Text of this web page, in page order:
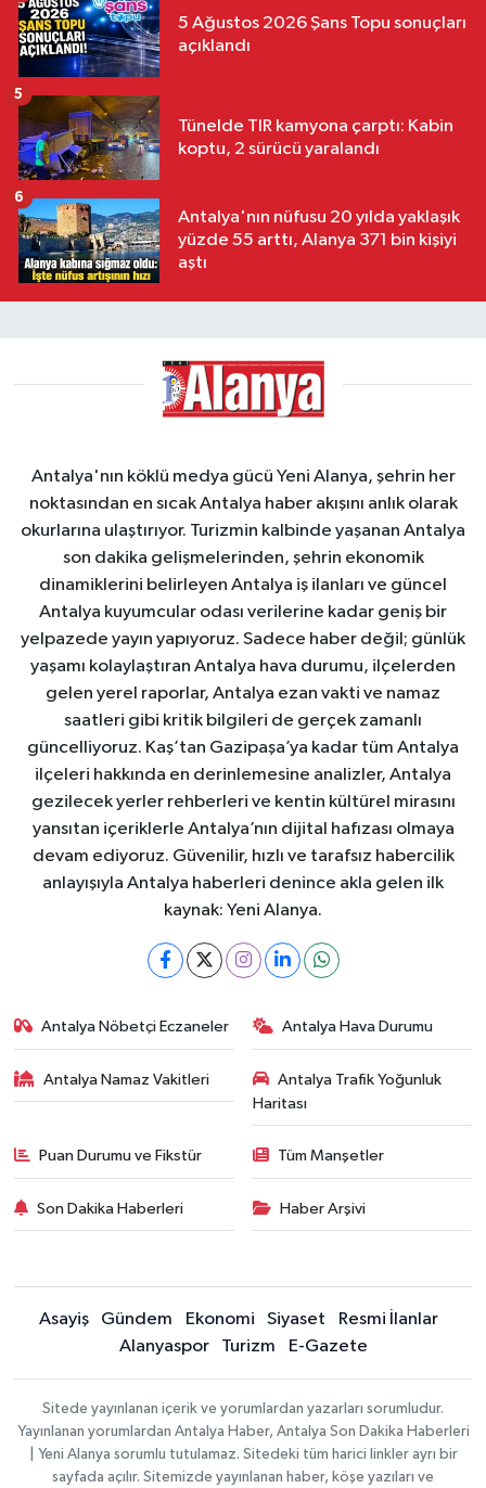
5 Ağustos 2026 Şans Topu sonuçları
açıklandı
Tünelde TIR kamyona çarptı: Kabin
koptu, 2 sürücü yaralandı
5
Antalya'nın nüfusu 20 yılda yaklaşık
yüzde 55 arttı, Alanya 371 bin kişiyi
aştı
6
Antalya'nın köklü medya gücü Yeni Alanya, şehrin her
noktasından en sıcak Antalya haber akışını anlık olarak
okurlarına ulaştırıyor. Turizmin kalbinde yaşanan Antalya
son dakika gelişmelerinden, şehrin ekonomik
dinamiklerini belirleyen Antalya iş ilanları ve güncel
Antalya kuyumcular odası verilerine kadar geniş bir
yelpazede yayın yapıyoruz. Sadece haber değil; günlük
yaşamı kolaylaştıran Antalya hava durumu, ilçelerden
gelen yerel raporlar, Antalya ezan vakti ve namaz
saatleri gibi kritik bilgileri de gerçek zamanlı
güncelliyoruz. Kaş’tan Gazipaşa’ya kadar tüm Antalya
ilçeleri hakkında en derinlemesine analizler, Antalya
gezilecek yerler rehberleri ve kentin kültürel mirasını
yansıtan içeriklerle Antalya’nın dijital hafızası olmaya
devam ediyoruz. Güvenilir, hızlı ve tarafsız habercilik
anlayışıyla Antalya haberleri denince akla gelen ilk
kaynak: Yeni Alanya.
Antalya Nöbetçi Eczaneler Antalya Hava Durumu
Antalya Namaz Vakitleri
Antalya Trafik Yoğunluk
Haritası
Puan Durumu ve Fikstür Tüm Manşetler
Son Dakika Haberleri Haber Arşivi
Asayiş Gündem Ekonomi Siyaset
Resmi İlanlar
Alanyaspor
Turizm E-Gazete
Sitede yayınlanan içerik ve yorumlardan yazarları sorumludur.
Yayınlanan yorumlardan Antalya Haber, Antalya Son Dakika Haberleri
| Yeni Alanya sorumlu tutulamaz. Sitedeki tüm harici linkler ayrı bir
sayfada açılır. Sitemizde yayınlanan haber, köşe yazıları ve